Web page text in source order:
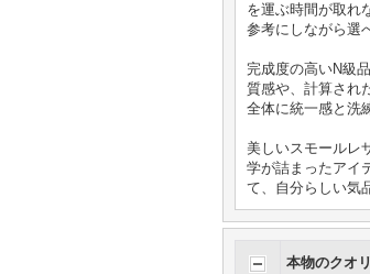
を運ぶ時間が取れ
参考にしながら選
完成度の高いN級
質感や、計算され
全体に統一感と洗
美しいスモールレ
学が詰まったアイ
て、自分らしい気
本物のクオ